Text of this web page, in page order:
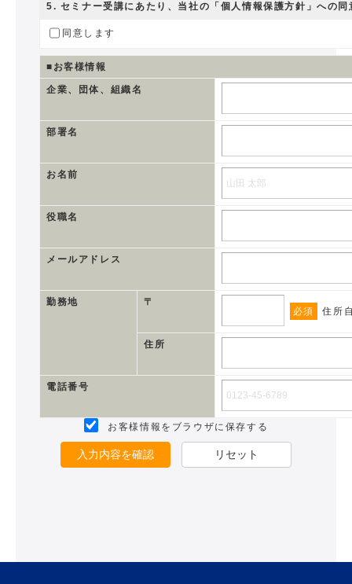
5. セミナー受講にあたり、当社の 「個人情報保護方針」への
同意します
■お客様情報
企業、団体、組織名
部署名
お名前
役職名
メールアドレス
勤務地
〒
必須
住所
住所
電話番号
お客様情報をブラウザに保存する
入力内容を確認 リセット